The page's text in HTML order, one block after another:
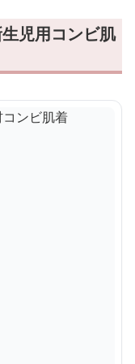
児用コンビ肌